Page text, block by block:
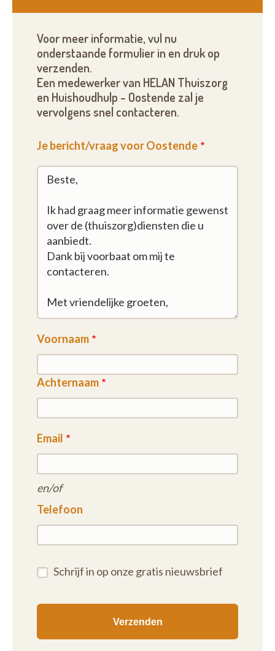
Voor meer informatie, vul nu
onderstaande formulier in en druk op
verzenden.
Een medewerker van HELAN Thuiszorg
en Huishoudhulp - Oostende zal je
vervolgens snel contacteren.
Je bericht/vraag voor Oostende
Voornaam
Achternaam
Email
en/of
Telefoon
Schrijf in op onze gratis nieuwsbrief